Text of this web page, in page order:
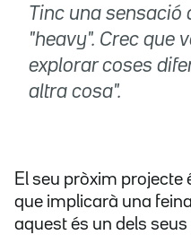
Tinc una sensació
"heavy". Crec que
explorar coses
altra cosa".
El seu pròxim projecte
que implicarà una
aquest és un dels seus